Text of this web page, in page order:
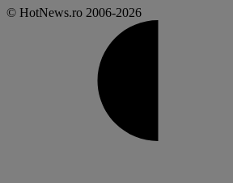
© HotNews.ro 2006-2026